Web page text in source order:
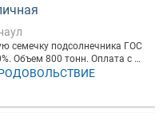
семечку подсолнечника ГОС
Объем 800 тонн. Оплата с Н
край. Отгрузка ж/д транс
России, а так же в страны